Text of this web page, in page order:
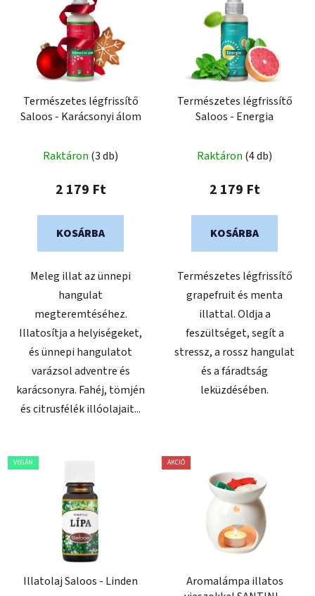
Természetes légfrissítő
Saloos - Karácsonyi álom
Raktáron (3 db)
2 179 Ft
KOSÁRBA
Meleg illat az ünnepi
hangulat
megteremtéséhez.
Illatosítja a helyiségeket,
és ünnepi hangulatot
varázsol adventre és
karácsonyra. Fahéj, tömjén
és citrusfélék illóolajait...
Természetes légfrissítő
Saloos - Energia
Raktáron (4 db)
2 179 Ft
KOSÁRBA
Természetes légfrissítő
grapefruit és menta
illattal. Oldja a
feszültséget, segít a
stressz, a rossz hangulat
és a fáradtság
leküzdésében.
VEGÁN
Illatolaj Saloos - Linden
AKCIÓ
Aromalámpa illatos